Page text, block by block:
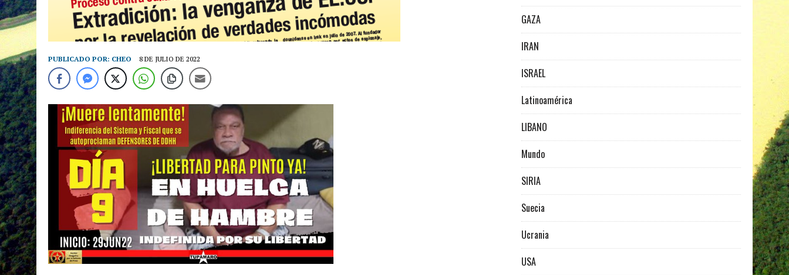
PUBLICADO POR: CHEO 8 DE JULIO DE 2022
GAZA
IRAN
ISRAEL
Latinoamérica
LIBANO
Mundo
SIRIA
Suecia
Ucrania
USA